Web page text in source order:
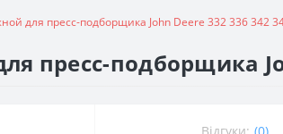
для пресс-подборщика John Deere 332 336 342
пресс-подборщика